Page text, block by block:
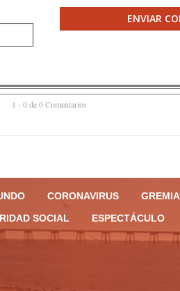
ENVIAR
1 - 0 de 0 Comentarios
CORONAVIRUS
SOCIAL
ESPECTÁCULO